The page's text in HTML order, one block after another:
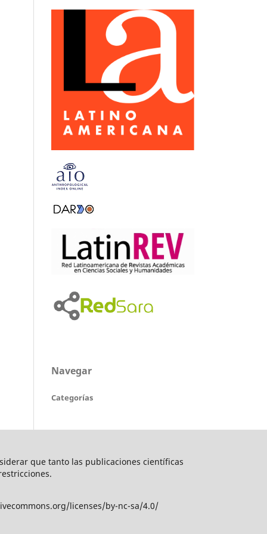
Navegar
Categorías
que tanto las publicaciones científicas
licenses/by-nc-sa/4.0/